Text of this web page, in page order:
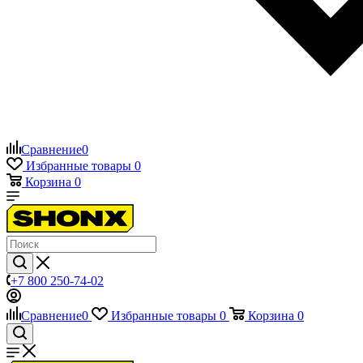
Сравнение0
Избранные товары 0
Корзина 0
+7 800 250-74-02
Сравнение0 Избранные товары 0 Корзина 0